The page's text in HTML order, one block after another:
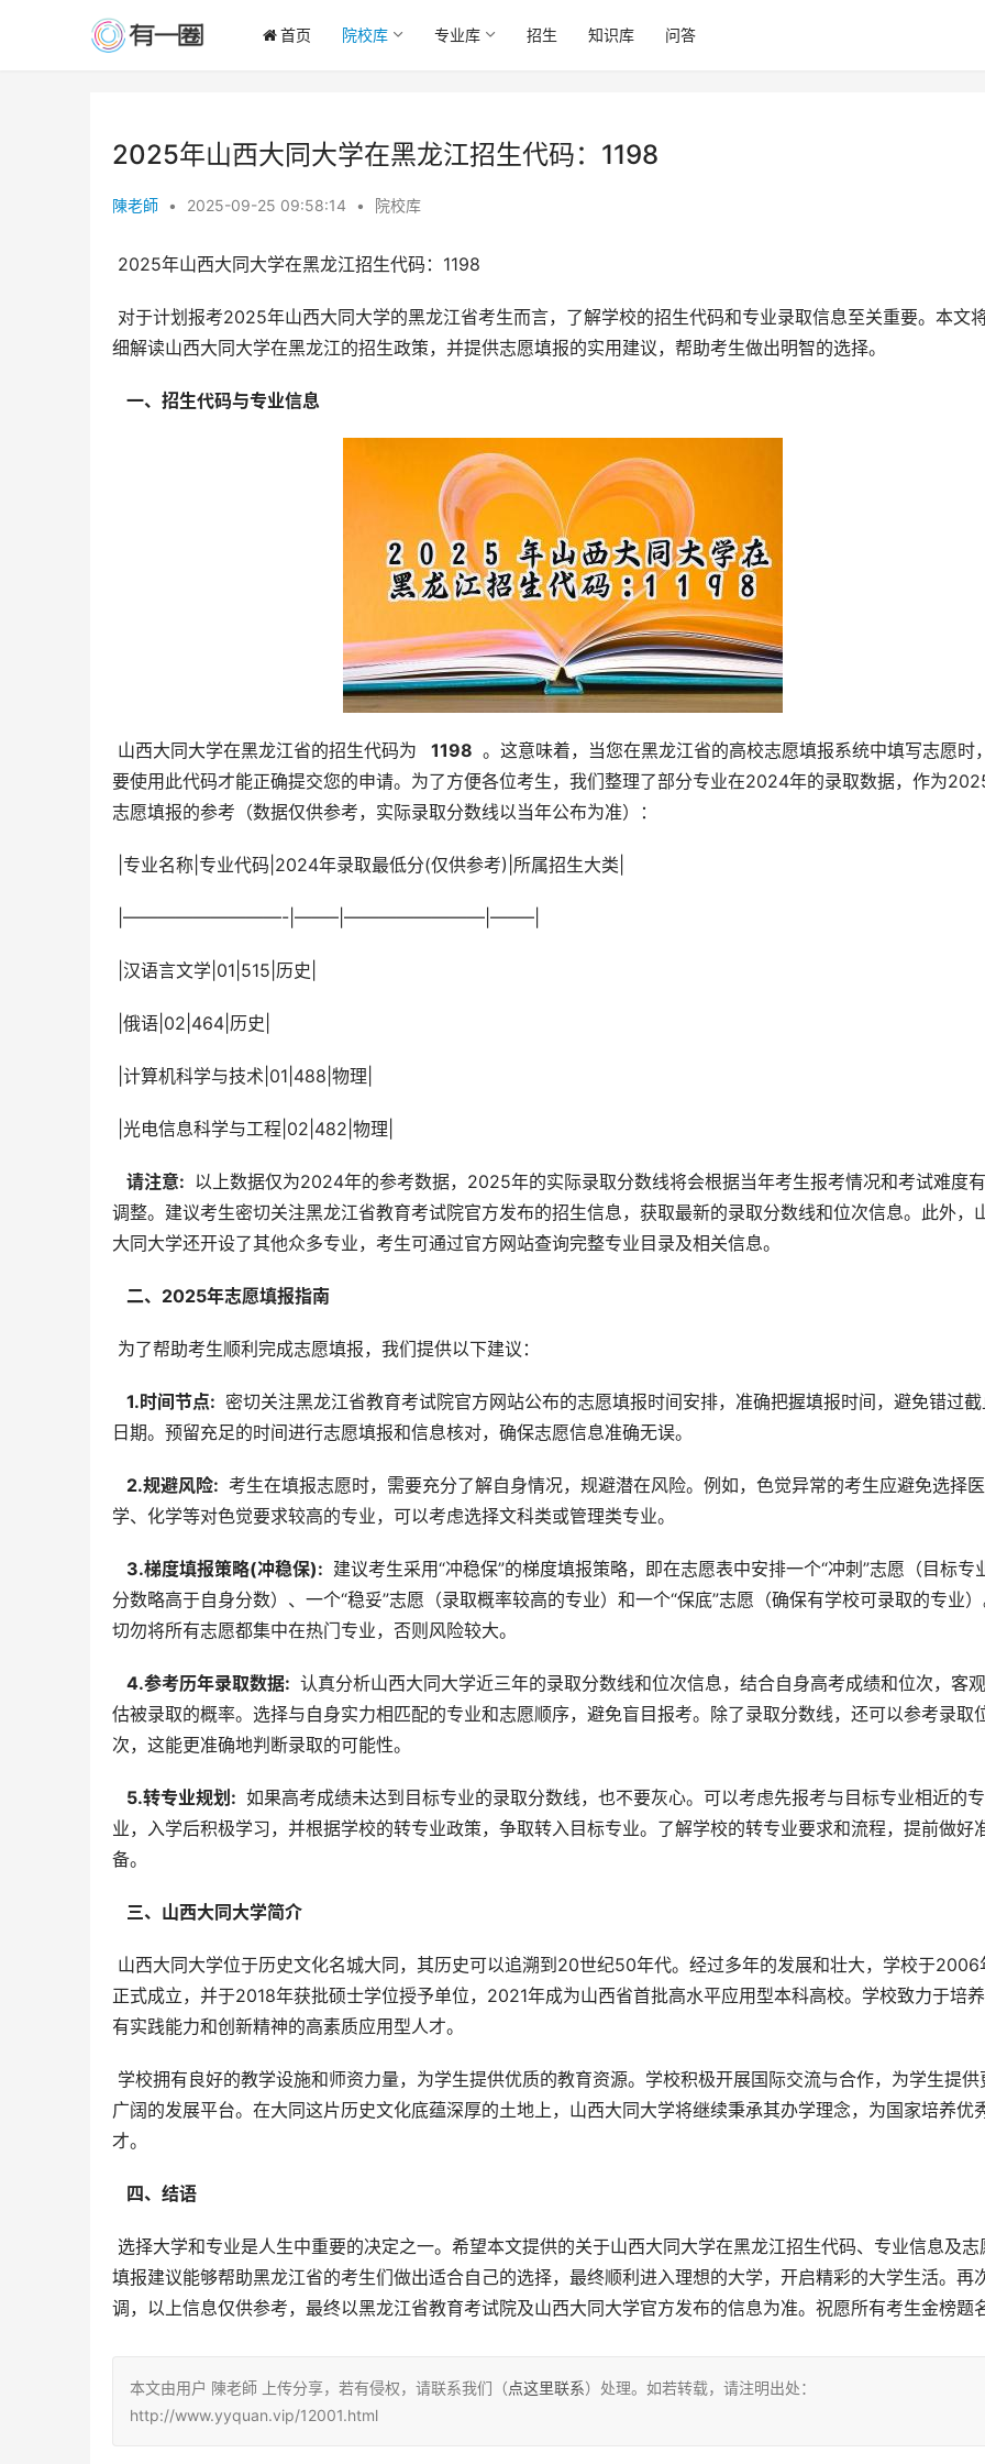
首页 院校库 专业库 招生 知识库 问答
2025年山西大同大学在黑龙江招生代码：1198
陳老師 • 2025-09-25 09:58:14 • 院校库
2025年山西大同大学在黑龙江招生代码：1198
细解读山西大同大学在黑龙江的招生政策，并提供志愿填报的实用建议，帮助考生做出明智的选择。
  一、招生代码与专业信息
山西大同大学在黑龙江省的招生代码为
  1198
。这意味着，当您在黑龙江省的高校志愿填报系统中填写志愿时
要使用此代码才能正确提交您的申请。为了方便各位考生，我们整理了部分专业在2024年的录取数据，作为
志愿填报的参考（数据仅供参考，实际录取分数线以当年公布为准）：
|专业名称|专业代码|2024年录取最低分(仅供参考)|所属招生大类|
|—————————-|——–|————————|——–|
|汉语言文学|01|515|历史|
|俄语|02|464|历史|
|计算机科学与技术|01|488|物理|
|光电信息科学与工程|02|482|物理|
  请注意:
以上数据仅为2024年的参考数据，2025年的实际录取分数线将会根据当年考生报考情况和考试难度
调整。建议考生密切关注黑龙江省教育考试院官方发布的招生信息，获取最新的录取分数线和位次信息。此外，
大同大学还开设了其他众多专业，考生可通过官方网站查询完整专业目录及相关信息。
  二、2025年志愿填报指南
为了帮助考生顺利完成志愿填报，我们提供以下建议：
  1.时间节点:
密切关注黑龙江省教育考试院官方网站公布的志愿填报时间安排，准确把握填报时间，避免错过截
日期。预留充足的时间进行志愿填报和信息核对，确保志愿信息准确无误。
  2.规避风险:
考生在填报志愿时，需要充分了解自身情况，规避潜在风险。例如，色觉异常的考生应避免选择医
学、化学等对色觉要求较高的专业，可以考虑选择文科类或管理类专业。
  3.梯度填报策略(冲稳保):
建议考生采用“冲稳保”的梯度填报策略，即在志愿表中安排一个“冲刺”志愿（目标专
分数略高于自身分数）、一个“稳妥”志愿（录取概率较高的专业）和一个“保底”志愿（确保有学校可录取的专业）
切勿将所有志愿都集中在热门专业，否则风险较大。
  4.参考历年录取数据:
认真分析山西大同大学近三年的录取分数线和位次信息，结合自身高考成绩和位次，客
估被录取的概率。选择与自身实力相匹配的专业和志愿顺序，避免盲目报考。除了录取分数线，还可以参考录取
次，这能更准确地判断录取的可能性。
  5.转专业规划:
如果高考成绩未达到目标专业的录取分数线，也不要灰心。可以考虑先报考与目标专业相近的专
业，入学后积极学习，并根据学校的转专业政策，争取转入目标专业。了解学校的转专业要求和流程，提前做好
备。
  三、山西大同大学简介
正式成立，并于2018年获批硕士学位授予单位，2021年成为山西省首批高水平应用型本科高校。学校致力于培
有实践能力和创新精神的高素质应用型人才。
广阔的发展平台。在大同这片历史文化底蕴深厚的土地上，山西大同大学将继续秉承其办学理念，为国家培养优
才。
  四、结语
填报建议能够帮助黑龙江省的考生们做出适合自己的选择，最终顺利进入理想的大学，开启精彩的大学生活。再
调，以上信息仅供参考，最终以黑龙江省教育考试院及山西大同大学官方发布的信息为准。祝愿所有考生金榜题名
本文由用户 陳老師 上传分享，若有侵权，请联系我们（点这里联系）处理。如若转载，请注明出处：
http://www.yyquan.vip/12001.html